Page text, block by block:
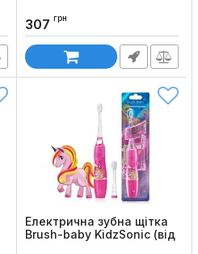
Код товару:
307 грн
Електрична зубна щітка
Brush-baby KidzSonic (від